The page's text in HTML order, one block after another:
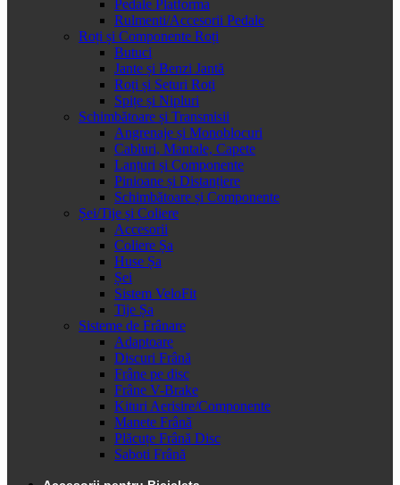
Pedale Platforma
Rulmenti/Accesorii Pedale
Roți și Componente Roți
Butuci
Jante și Benzi Jantă
Roți și Seturi Roți
Spițe și Nipluri
Schimbătoare și Transmisii
Angrenaje și Monoblocuri
Cabluri, Mantale, Capete
Lanțuri și Componente
Pinioane și Distanțiere
Schimbătoare și Componente
Șei/Tije și Coliere
Accesorii
Coliere Șa
Huse Șa
Șei
Sistem VeloFit
Tije Șa
Sisteme de Frânare
Adaptoare
Discuri Frână
Frâne pe disc
Frâne V-Brake
Kituri Aerisire/Componente
Manete Frână
Plăcuțe Frână Disc
Saboti Frână